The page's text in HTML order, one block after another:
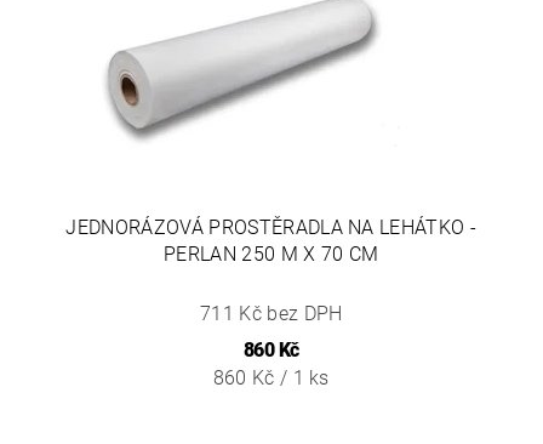
JEDNORÁZOVÁ PROSTĚRADLA NA LEHÁTKO -
PERLAN 250 M X 70 CM
711 Kč bez DPH
860 Kč
860 Kč / 1 ks